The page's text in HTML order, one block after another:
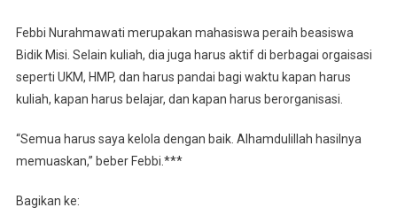
Febbi Nurahmawati merupakan mahasiswa peraih beasiswa
Bidik Misi. Selain kuliah, dia juga harus aktif di berbagai orgaisasi
seperti UKM, HMP, dan harus pandai bagi waktu kapan harus
kuliah, kapan harus belajar, dan kapan harus berorganisasi.
“Semua harus saya kelola dengan baik. Alhamdulillah hasilnya
memuaskan,” beber Febbi.***
Bagikan ke: